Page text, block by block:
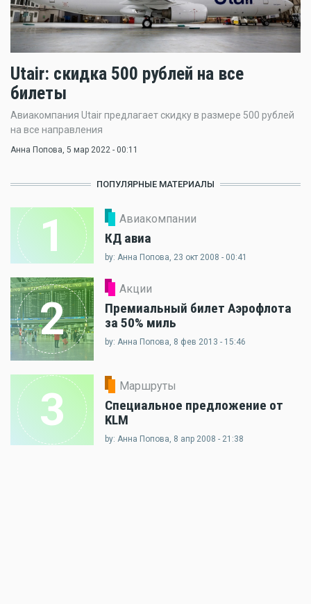
Utair: скидка 500 рублей на все
билеты
Авиакомпания Utair предлагает скидку в размере 500 рублей
на все направления
Анна Попова, 5 мар 2022 - 00:11
ПОПУЛЯРНЫЕ МАТЕРИАЛЫ
1 Авиакомпании
КД авиа
by: Анна Попова, 23 окт 2008 - 00:41
2
Акции
Премиальный билет Аэрофлота
за 50% миль
by: Анна Попова, 8 фев 2013 - 15:46
3 Маршруты
Специальное предложение от
KLM
by: Анна Попова, 8 апр 2008 - 21:38